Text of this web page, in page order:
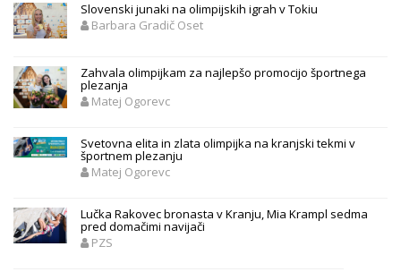
Slovenski junaki na olimpijskih igrah v Tokiu
Barbara Gradič Oset
Zahvala olimpijkam za najlepšo promocijo športnega
plezanja
Matej Ogorevc
Svetovna elita in zlata olimpijka na kranjski tekmi v
športnem plezanju
Matej Ogorevc
Lučka Rakovec bronasta v Kranju, Mia Krampl sedma
pred domačimi navijači
PZS